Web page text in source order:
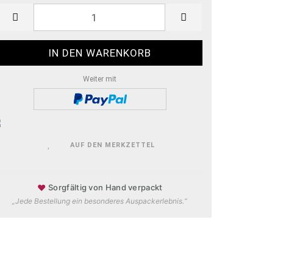
Stück
Weiter mit
AUF DEN MERKZETTEL
♥ Sorgfältig von Hand verpackt
„Jede Bestellung ein besonderes Auspackerlebnis.“